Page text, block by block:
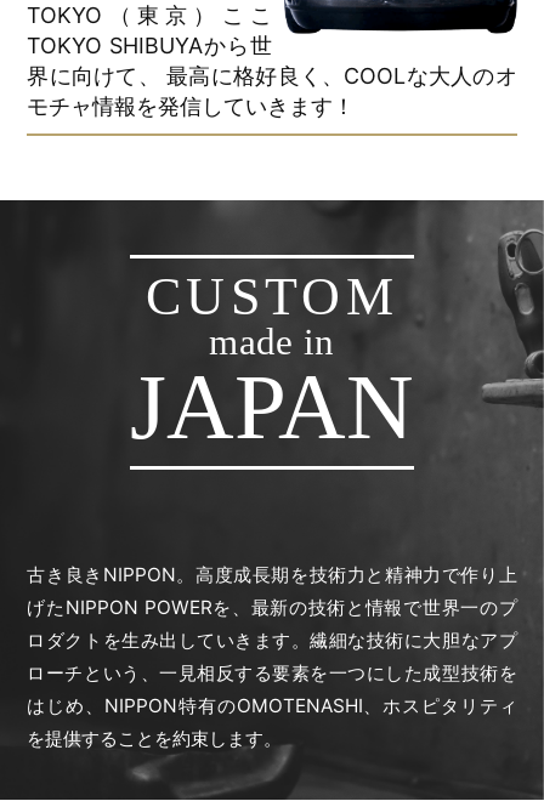
TOKYO（東京）ここ
TOKYO SHIBUYAから世
界に向けて、 最高に格好良く、COOLな大人のオ
モチャ情報を発信していきます！
CUSTOM
made in
JAPAN
古き良きNIPPON。高度成長期を技術力と精神力で作り上
げたNIPPON POWERを、最新の技術と情報で世界一のプ
ロダクトを生み出していきます。繊細な技術に大胆なアプ
ローチという、一見相反する要素を一つにした成型技術を
はじめ、NIPPON特有のOMOTENASHI、ホスピタリティ
を提供することを約束します。